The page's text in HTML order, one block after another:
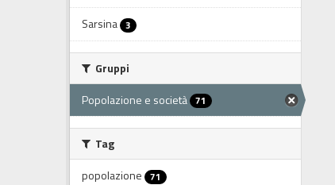
Sarsina 3
Gruppi
Popolazione e società 71
Tag
popolazione 71